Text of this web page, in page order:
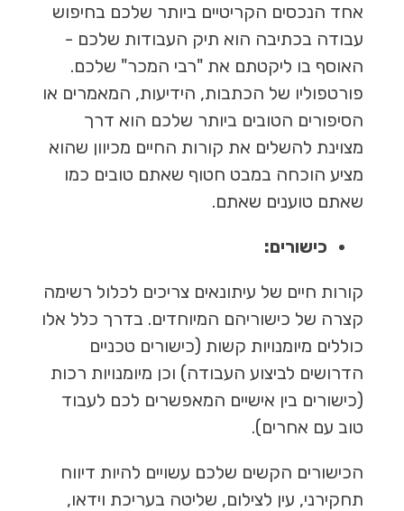
אחד הנכסים הקריטיים ביותר שלכם בחיפוש
עבודה בכתיבה הוא תיק העבודות שלכם -
האוסף בו ליקטתם את "רבי המכר" שלכם.
פורטפוליו של הכתבות, הידיעות, המאמרים או
הסיפורים הטובים ביותר שלכם הוא דרך
מצוינת להשלים את קורות החיים מכיוון שהוא
מציע הוכחה במבט חטוף שאתם טובים כמו
שאתם טוענים שאתם.
כישורים:
קורות חיים של עיתונאים צריכים לכלול רשימה
קצרה של כישוריהם המיוחדים. בדרך כלל אלו
כוללים מיומנויות קשות (כישורים טכניים
הדרושים לביצוע העבודה) וכן מיומנויות רכות
(כישורים בין אישיים המאפשרים לכם לעבוד
טוב עם אחרים).
הכישורים הקשים שלכם עשויים להיות דיווח
תחקירני, עין לצילום, שליטה בעריכת וידאו,